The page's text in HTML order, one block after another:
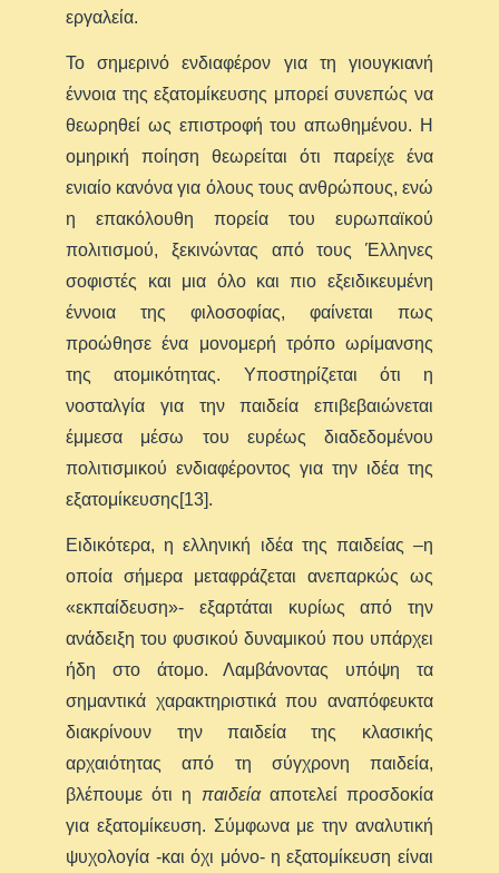
εργαλεία.
Το σημερινό ενδιαφέρον για τη γιουγκιανή
έννοια της εξατομίκευσης μπορεί συνεπώς να
θεωρηθεί ως επιστροφή του απωθημένου. Η
ομηρική ποίηση θεωρείται ότι παρείχε ένα
ενιαίο κανόνα για όλους τους ανθρώπους, ενώ
η επακόλουθη πορεία του ευρωπαϊκού
πολιτισμού, ξεκινώντας από τους Έλληνες
σοφιστές και μια όλο και πιο εξειδικευμένη
έννοια της φιλοσοφίας, φαίνεται πως
προώθησε ένα μονομερή τρόπο ωρίμανσης
της ατομικότητας. Υποστηρίζεται ότι η
νοσταλγία για την παιδεία επιβεβαιώνεται
έμμεσα μέσω του ευρέως διαδεδομένου
πολιτισμικού ενδιαφέροντος για την ιδέα της
εξατομίκευσης[13].
Ειδικότερα, η ελληνική ιδέα της παιδείας –η
οποία σήμερα μεταφράζεται ανεπαρκώς ως
«εκπαίδευση»- εξαρτάται κυρίως από την
ανάδειξη του φυσικού δυναμικού που υπάρχει
ήδη στο άτομο. Λαμβάνοντας υπόψη τα
σημαντικά χαρακτηριστικά που αναπόφευκτα
διακρίνουν την παιδεία της κλασικής
αρχαιότητας από τη σύγχρονη παιδεία,
βλέπουμε ότι η παιδείααποτελεί προσδοκία
για εξατομίκευση. Σύμφωνα με την αναλυτική
ψυχολογία -και όχι μόνο- η εξατομίκευση είναι